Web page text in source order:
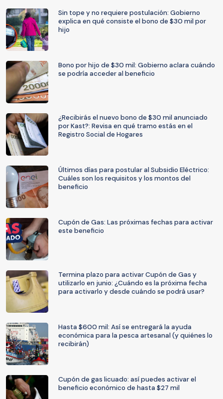
Sin tope y no requiere postulación: Gobierno
explica en qué consiste el bono de $30 mil por
hijo
Bono por hijo de $30 mil: Gobierno aclara cuándo
se podría acceder al beneficio
¿Recibirás el nuevo bono de $30 mil anunciado
por Kast?: Revisa en qué tramo estás en el
Registro Social de Hogares
Últimos días para postular al Subsidio Eléctrico:
Cuáles son los requisitos y los montos del
beneficio
Cupón de Gas: Las próximas fechas para activar
este beneficio
Termina plazo para activar Cupón de Gas y
utilizarlo en junio: ¿Cuándo es la próxima fecha
para activarlo y desde cuándo se podrá usar?
Hasta $600 mil: Así se entregará la ayuda
económica para la pesca artesanal (y quiénes lo
recibirán)
Cupón de gas licuado: así puedes activar el
beneficio económico de hasta $27 mil